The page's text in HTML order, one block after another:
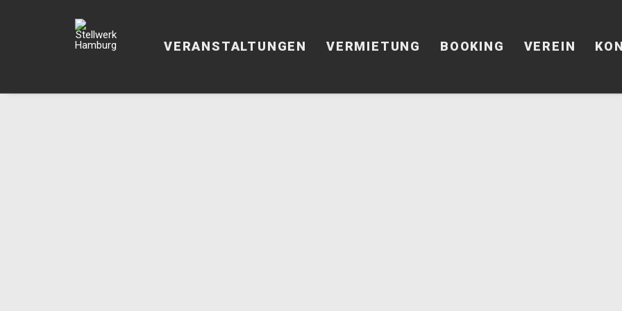
VERANSTALTUNGEN VERMIETUNG BOOKING VEREIN